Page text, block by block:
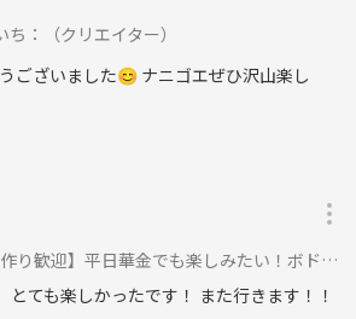
ち：
（クリエイター）
ございました😊 ナニゴエぜひ沢山楽し
り歓迎】平日華金でも楽しみたい！ボドゲ会に参加
とても楽しかったです！ また行きます！！